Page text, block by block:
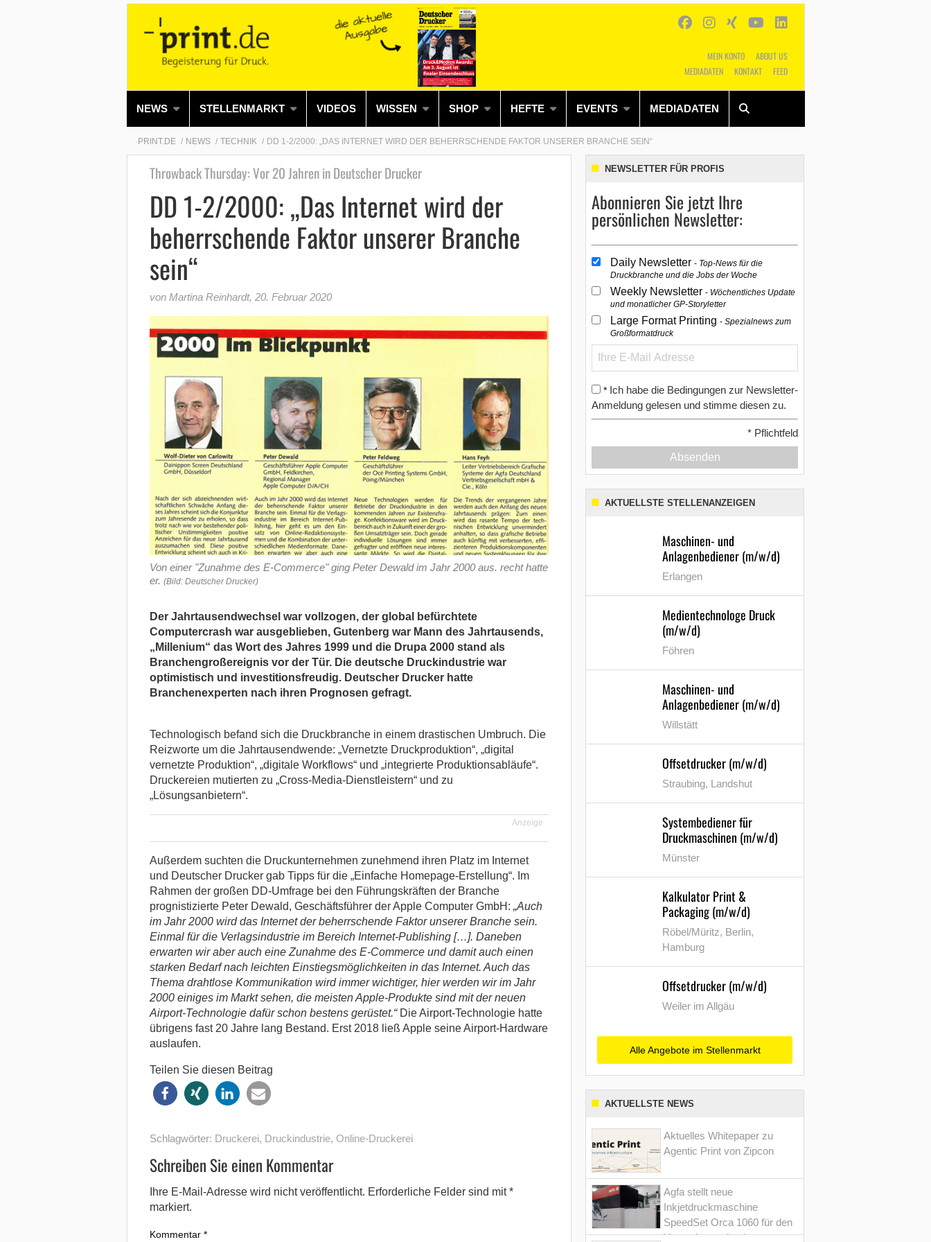
MEIN KONTO
ABOUT US
MEDIADATEN
KONTAKT FEED
NEWS STELLENMARKT VIDEOS WISSEN SHOP HEFTE EVENTS MEDIADATEN
Alles Shop SUCHEN
PRINT.DE NEWS TECHNIK DD 1-2/2000: „DAS INTERNET WIRD DER BEHERRSCHENDE FAKTOR UNSERER BRANCHE SEIN“
Throwback Thursday: Vor 20 Jahren in Deutscher Drucker
DD 1-2/2000: „Das Internet wird der
beherrschende Faktor unserer Branche
sein“
von Martina Reinhardt, 20. Februar 2020
Von einer "Zunahme des E-Commerce" ging Peter Dewald im Jahr 2000 aus. recht hatte
er. (Bild: Deutscher Drucker)
Der Jahrtausendwechsel war vollzogen, der global befürchtete
Computercrash war ausgeblieben, Gutenberg war Mann des Jahrtausends,
„Millenium“ das Wort des Jahres 1999 und die Drupa 2000 stand als
Branchengroßereignis vor der Tür. Die deutsche Druckindustrie war
optimistisch und investitionsfreudig. Deutscher Drucker hatte
Branchenexperten nach ihren Prognosen gefragt.
Technologisch befand sich die Druckbranche in einem drastischen Umbruch. Die
Reizworte um die Jahrtausendwende: „Vernetzte Druckproduktion“, „digital
vernetzte Produktion“, „digitale Workflows“ und „integrierte Produktionsabläufe“.
Druckereien mutierten zu „Cross-Media-Dienstleistern“ und zu
„Lösungsanbietern“.
Anzeige
Außerdem suchten die Druckunternehmen zunehmend ihren Platz im Internet
und Deutscher Drucker gab Tipps für die „Einfache Homepage-Erstellung“. Im
Rahmen der großen DD-Umfrage bei den Führungskräften der Branche
prognistizierte Peter Dewald, Geschäftsführer der Apple Computer GmbH: „Auch
im Jahr 2000 wird das Internet der beherrschende Faktor unserer Branche sein.
Einmal für die Verlagsindustrie im Bereich Internet-Publishing […]. Daneben
erwarten wir aber auch eine Zunahme des E-Commerce und damit auch einen
starken Bedarf nach leichten Einstiegsmöglichkeiten in das Internet. Auch das
Thema drahtlose Kommunikation wird immer wichtiger, hier werden wir im Jahr
2000 einiges im Markt sehen, die meisten Apple-Produkte sind mit der neuen
Airport-Technologie dafür schon bestens gerüstet.“Die Airport-Technologie hatte
übrigens fast 20 Jahre lang Bestand. Erst 2018 ließ Apple seine Airport-Hardware
auslaufen.
Teilen Sie diesen Beitrag
Schlagwörter: Druckerei, Druckindustrie, Online-Druckerei
Schreiben Sie einen Kommentar
Ihre E-Mail-Adresse wird nicht veröffentlicht. Erforderliche Felder sind mit*
markiert.
Kommentar *
NEWSLETTER FÜR PROFIS
Abonnieren Sie jetzt Ihre
persönlichen Newsletter:
Daily Newsletter Top-News für die
Druckbranche und die Jobs der Woche
Weekly Newsletter Wöchentliches Update
und monatlicher GP-Storyletter
Large Format Printing Spezialnews zum
Großformatdruck
* Ich habe die Bedingungen zur Newsletter-
Anmeldung gelesen und stimme diesen zu.
* Pflichtfeld
Absenden
AKTUELLSTE STELLENANZEIGEN
Maschinen- und
Anlagenbediener (m/w/d)
Erlangen
Medientechnologe Druck
(m/w/d)
Föhren
Maschinen- und
Anlagenbediener (m/w/d)
Willstätt
Offsetdrucker (m/w/d)
Straubing, Landshut
Systembediener für
Druckmaschinen (m/w/d)
Münster
Kalkulator Print &
Packaging (m/w/d)
Röbel/Müritz, Berlin,
Hamburg
Offsetdrucker (m/w/d)
Weiler im Allgäu
Alle Angebote im Stellenmarkt
AKTUELLSTE NEWS
Aktuelles Whitepaper zu
Agentic Print von Zipcon
Agfa stellt neue
Inkjetdruckmaschine
SpeedSet Orca 1060 für den
Verpackungsdruck vor